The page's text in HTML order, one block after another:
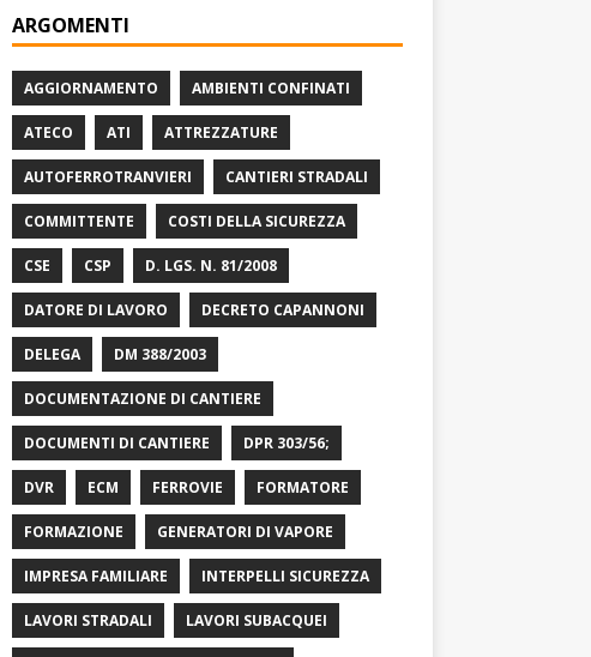
ARGOMENTI
AGGIORNAMENTO AMBIENTI CONFINATI
ATECO ATI ATTREZZATURE
AUTOFERROTRANVIERI CANTIERI STRADALI
COMMITTENTE COSTI DELLA SICUREZZA
CSE CSP D. LGS. N. 81/2008
DATORE DI LAVORO DECRETO CAPANNONI
DELEGA DM 388/2003
DOCUMENTAZIONE DI CANTIERE
DOCUMENTI DI CANTIERE DPR 303/56;
DVR ECM FERROVIE FORMATORE
FORMAZIONE GENERATORI DI VAPORE
IMPRESA FAMILIARE INTERPELLI SICUREZZA
LAVORI STRADALI LAVORI SUBACQUEI